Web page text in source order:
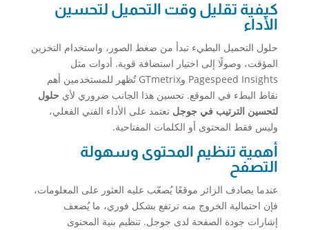
كيفية تقليل وقت التحميل لتحسين
الأداء
حلول التحميل البطيء تبدأ من ضغط الصور، واستخدام التخزين
المؤقت، وصولًا إلى اختيار استضافة قوية. أدوات مثل
Pagespeed Insights وGTmetrix تُظهر للمستخدمين أهم
نقاط البطء في الموقع. تحسين هذا الجانب ضروري لأي حلول
لتحسين الترتيب في جوجل تعتمد على الأداء الفني الفعلي،
وليس فقط المحتوى أو الكلمات المفتاحية.
أهمية تنظيم المحتوى وسهولة
التصفح
عندما يصادف الزائر موقعًا يُصعّب عليه العثور على المعلومات،
فإن احتمالية الخروج منه ترتفع بشكل فوري، ما يُضعف
إشارات جودة الصفحة لدى جوجل. تنظيم بنية المحتوى